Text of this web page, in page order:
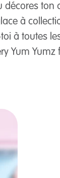
ton
à
à toutes
Yum